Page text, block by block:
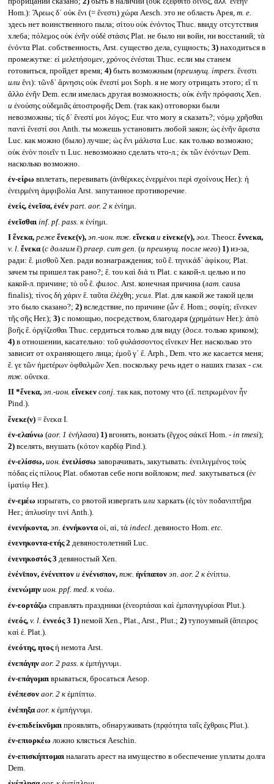
Hom.): Ἄρεως δ᾽ οὐκ ἔνι (= ἔνεστι) χώρα Aesch. это не область Арея, т. е.
здесь нет воинственного пыла; σίτου οὐκ ἐνόντος Thuc. ввиду отсутствия
хлеба; πόλεμος οὐκ ἐνῆν οὐδὲ στάσις Plat. не было ни войн, ни восстаний; τὰ
ἐνόντα Plat. собственность, Arst. существо дела, сущность; 3)находиться в
промежутке: εἰ μελετήσομεν, χρόνος ἐνέσται Thuc. если мы станем
готовиться, пройдет время; 4)быть возможным (преимущ. impers. ἔνεστι
или ἔνι): τῶνδ᾽ ἄρνησις οὐκ ἔνεστί μοι Soph. я не могу отрицать этого; εἴ τι
ἄλλο ἐνῆν Dem. если имелась другая возможность; οὐκ ἐνῆν πρόφασις Xen.
и ἐνούσης οὐδεμιᾶς ἀποστροφῆς Dem. (так как) отговорки были
невозможны; τίς δ᾽ ἔνεστί μοι λόγος; Eur. что могу я сказать?; νόμῳ χρῆσθαι
παντὶ ἔνεστί σοι Anth. ты можешь установить любой закон; ὡς ἐνῆν ἄριστα
Luc. как можно (было) лучше; ὡς ἔνι μάλιστα Luc. как только возможно;
οὐκ ἐνὸν ποιεῖν τι Luc. невозможно сделать что-л.; ἐκ τῶν ἐνόντων Dem.
насколько возможно.
ἐν-είρω вплетать, перевивать (ἀνθέρικες ἐνερμένοι περὶ σχοίνους Her.): ἡ
ἐνειρμένη ἀμφιβολία Arst. запутанное противоречие.
ἐνείς, ἐνεῖσα, ἐνέν part. aor. 2 кἐνίημι.
ἐνεῖσθαι inf. pf. pass. кἐνίημι.
I ἕνεκα, реже ἕνεκε(ν), эп.-ион. тж. εἵνεκα и εἱνεκε(ν), эол. Theocr. ἔννεκα,
v. l. ἔνεκα (с долгимἔ) praep. cum gen. (и преимущ. после него) 1)из-за,
ради: ἕ. μισθοῦ Xen. ради вознаграждения; τοῦ ἕ. τηνικάδ᾽ ἀφίκου; Plat.
зачем ты пришел так рано?; ἕ. του καὶ διά τι Plat. с какой-л. целью и по
какой-л. причине; τὸ οὖ ἔ. филос. Arst. конечная причина (лат. causa
finalis); τίνος δὴ χάριν ἕ. ταῦτα ἐλέχθη; усил. Plat. для какой же такой цели
это было сказано?; 2)вследствие, по причине (ὧν ἕ. Hom.; σοφίη; εἵνεκεν
τῆς σῆς Her.); 3)с помощью, посредством, благодаря (χρημάτων Her.): ἀπὸ
βοῆς ἕ. ὀργίζεσθαι Thuc. сердиться только для виду (досл. только криком);
4)в отношении, касательно: τοῦ φυλάσσοντος εἵνεκεν Her. насколько это
зависит от охраняющего лица; ἐμοῦ γ᾽ ἕ. Arph., Dem. что же касается меня;
ἕ. γε τῶν ἡμετέρων ὀφθαλμῶν Xen. поскольку речь идет о наших глазах - см.
тж. οὕνεκα.
II *ἕνεκα, эп.-ион. εἵνεκεν conj. так как, потому что (εἵ. πεπρωμένον ἦν
Pind.).
ἕνεκε(ν) = ἕνεκα I.
ἐν-ελαύνω (aor. 1 ἐνήλασα) 1)вгонять, вонзать (ἔγχος σάκεϊ Hom. - in tmesi);
2)вселять, внушать (κότον καρδίᾳ Pind.).
ἐν-ελίσσω, ион. ἐνειλίσσω заворачивать, закутывать: ἐνειλιγμένος τοὺς
πόδας εἰς πίλους Plat. обмотав себе ноги войлоком; med. закутываться (ἐν
ἱματίῳ Her.).
ἐν-εμέω изрыгать, со рвотой извергать или харкать (ἐς τὸν ποδανιπτῆρα
Her.; ἀπλυσίην τινί Anth.).
ἐνενήκοντα, эп. ἐννήκοντα οἱ, αἱ, τάindecl. девяносто Hom. etc.
ἐνενηκοντα-ετής 2 девяностолетний Luc.
ἐνενηκοστός 3 девяностый Xen.
ἐνένῑπον, ἐνένιπτον и ἐνένισπον, тж. ἠνίπαπον эп. aor. 2 кἐνίπτω.
ἐνενώμην ион. ppf. med. кνοέω.
ἐν-εορτάζω справлять праздники (ἐνεορτάσαι καὶ ἐμπανηγυρίσαι Plut.).
ἐνεός, v. l. ἐννεός 3 1)немой Xen., Plat., Arst., Plut.; 2)тупоумный (ἄπειρος
καὶ ἐ. Plat.).
ἐνεότης, ητοςἡ немота Arst.
ἐνεπάγην aor. 2 pass. кἐμπήγνυμι.
ἐν-επάγομαι врываться, бросаться Aesop.
ἐνέπεσον aor. 2 кἐμπίπτω.
ἐνέπηξα aor. кἐμπήγνυμι.
ἐν-επιδείκνῠμαι проявлять, обнаруживать (πρᾳότητα ταῖς ἔχθραις Plut.).
ἐν-επιορκέω ложно клясться Aeschin.
ἐν-επισκήπτομαι налагать арест на имущество в обеспечение уплаты долга
Dem.